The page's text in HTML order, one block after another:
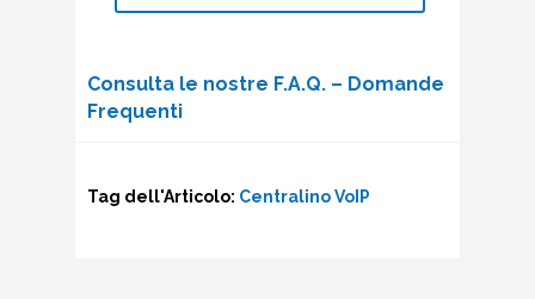
Consulta le nostre F.A.Q. – Domande
Frequenti
Tag dell'Articolo: Centralino VoIP